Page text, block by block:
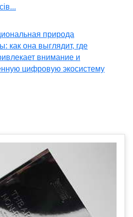
природа
как она выглядит, где
внимание и
цифровую экосистему